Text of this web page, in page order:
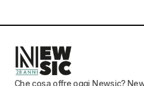
Che cosa offre oggi Newsic?